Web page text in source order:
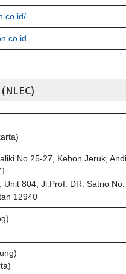
No.25-27, Kebon Jeruk,
Unit 804, Jl.Prof. DR. Satrio
12940